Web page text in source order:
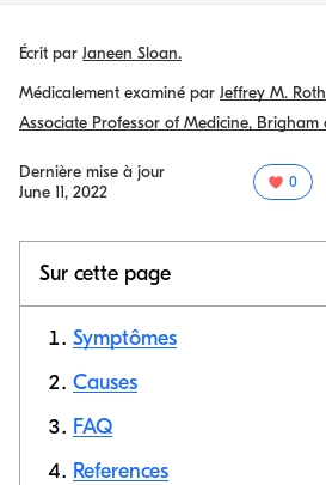
Écrit par Janeen Sloan.
Médicalement examiné par Jeffrey M.
Associate Professor of Medicine, Brigham
Dernière mise à jour
June 11, 2022
0
Sur cette page
Symptômes
Causes
FAQ
References